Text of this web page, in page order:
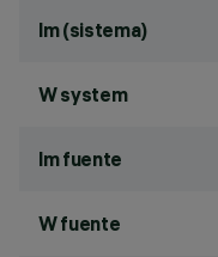
lm (sistema)
W system
lm fuente
W fuente